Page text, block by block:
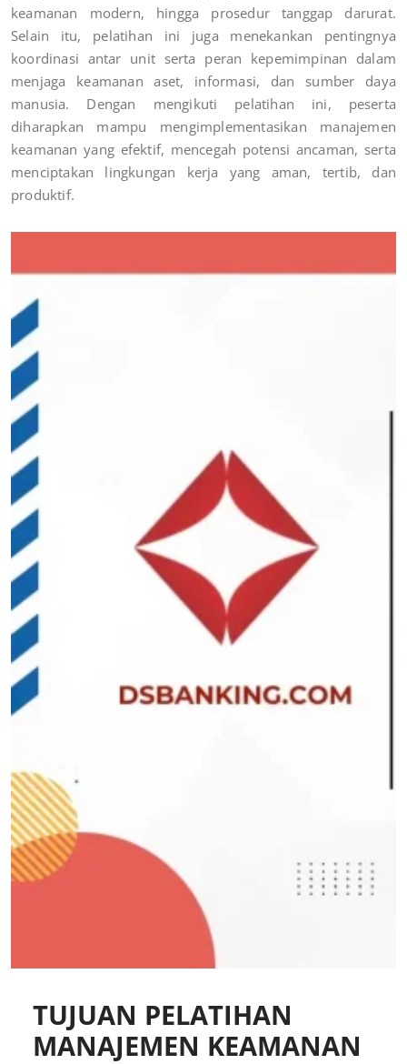
keamanan modern, hingga prosedur tanggap darurat.
Selain itu, pelatihan ini juga menekankan pentingnya
koordinasi antar unit serta peran kepemimpinan dalam
menjaga keamanan aset, informasi, dan sumber daya
manusia. Dengan mengikuti pelatihan ini, peserta
diharapkan mampu mengimplementasikan manajemen
keamanan yang efektif, mencegah potensi ancaman, serta
menciptakan lingkungan kerja yang aman, tertib, dan
produktif.
TUJUAN PELATIHAN
MANAJEMEN KEAMANAN